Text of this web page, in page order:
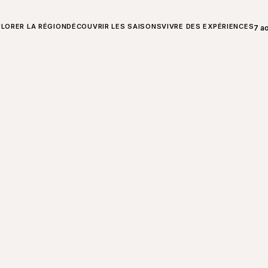
LA RÉGIONDÉCOUVRIR LES SAISONSVIVRE DES EXPÉRIENCES
SUR CHARLEVOIX 7